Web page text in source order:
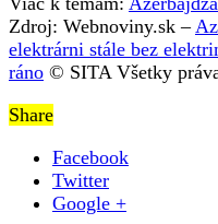
Zdroj: Webnoviny.sk –
elektrárni stále bez
ráno © SITA Všetky
Share
Facebook
Twitter
Google +